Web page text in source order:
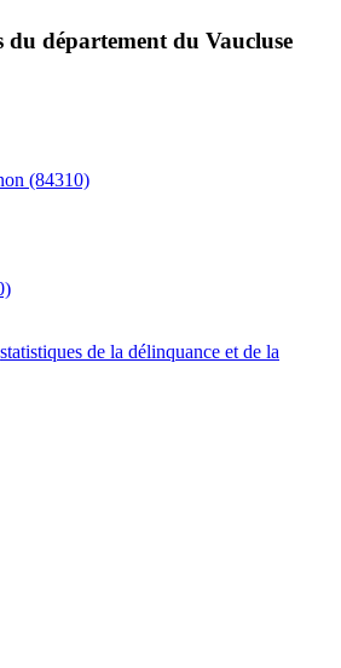
du département du Vaucluse
(84310)
statistiques de la délinquance et de la